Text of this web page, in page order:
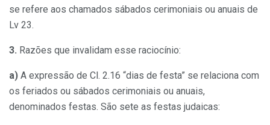
se refere aos chamados sábados cerimoniais ou anuais de
Lv 23.
3. Razões que invalidam esse raciocínio:
a) A expressão de Cl. 2.16 “dias de festa” se relaciona com
os feriados ou sábados cerimoniais ou anuais,
denominados festas. São sete as festas judaicas: